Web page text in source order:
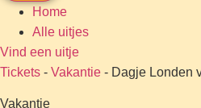
Home
Alle uitjes
Vind een uitje
Tickets - Vakantie - Dagje Londen
Vakantie